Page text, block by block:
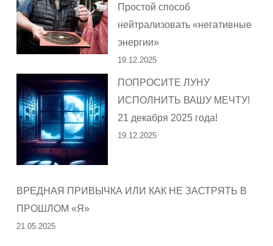
Простой способ
нейтрализовать «негативные
энергии»
19.12.2025
ПОПРОСИТЕ ЛУНУ
ИСПОЛНИТЬ ВАШУ МЕЧТУ!
21 декабря 2025 года!
19.12.2025
ВРЕДНАЯ ПРИВЫЧКА ИЛИ КАК НЕ ЗАСТРЯТЬ В
ПРОШЛОМ «Я»
21.05.2025